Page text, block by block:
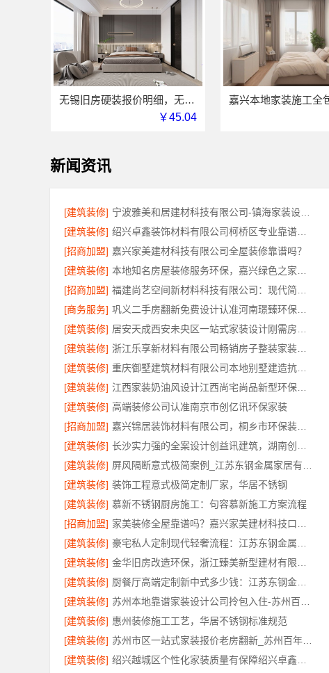
无锡旧房硬装报价明细，无锡亿莱居装饰公开透明
￥45.04
新闻资讯
[建筑装修]
[建筑装修]
[招商加盟] 嘉兴家美建材科技有限公司全屋装修靠谱吗？
[建筑装修]
[招商加盟]
[商务服务]
[建筑装修]
[建筑装修]
[建筑装修]
[建筑装修]
[建筑装修] 高端装修公司认准南京市创亿讯环保家装
[招商加盟]
[建筑装修]
[建筑装修]
[建筑装修] 装饰工程意式极简定制厂家，华居不锈钢
[建筑装修] 慕新不锈钢厨房施工：句容慕新施工方案流程
[招商加盟]
[建筑装修]
[建筑装修]
[建筑装修]
[建筑装修]
[建筑装修] 惠州装修施工工艺，华居不锈钢标准规范
[建筑装修]
[建筑装修]